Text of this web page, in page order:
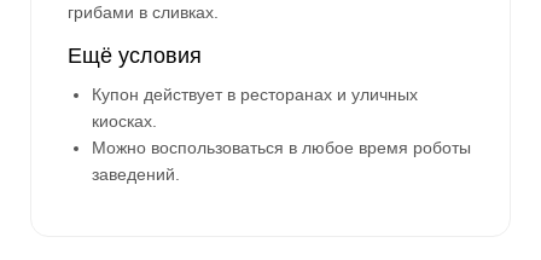
грибами в сливках.
Ещё условия
Купон действует в ресторанах и уличных
киосках.
Можно воспользоваться в любое время роботы
заведений.